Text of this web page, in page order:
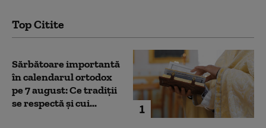
Top Citite
1
Sărbătoare importantă
în calendarul ortodox
pe 7 august: Ce tradiții
se respectă și cui...